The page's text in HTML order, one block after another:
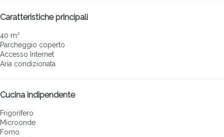
Caratteristiche principali
40 m²
Parcheggio coperto
Accesso Internet
Aria condizionata
Cucina indipendente
Frigorifero
Microonde
Forno